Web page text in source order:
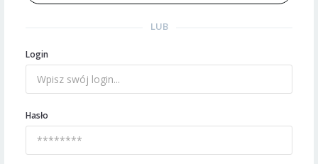
LUB
Login
Hasło